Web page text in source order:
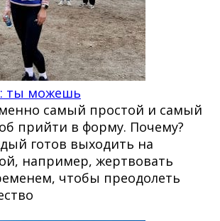
ты можешь
самый простой и самый
прийти в форму. Почему?
готов выходить на
например, жертвовать
чтобы преодолеть